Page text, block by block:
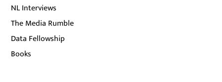
NL Interviews
The Media Rumble
Data Fellowship
Books